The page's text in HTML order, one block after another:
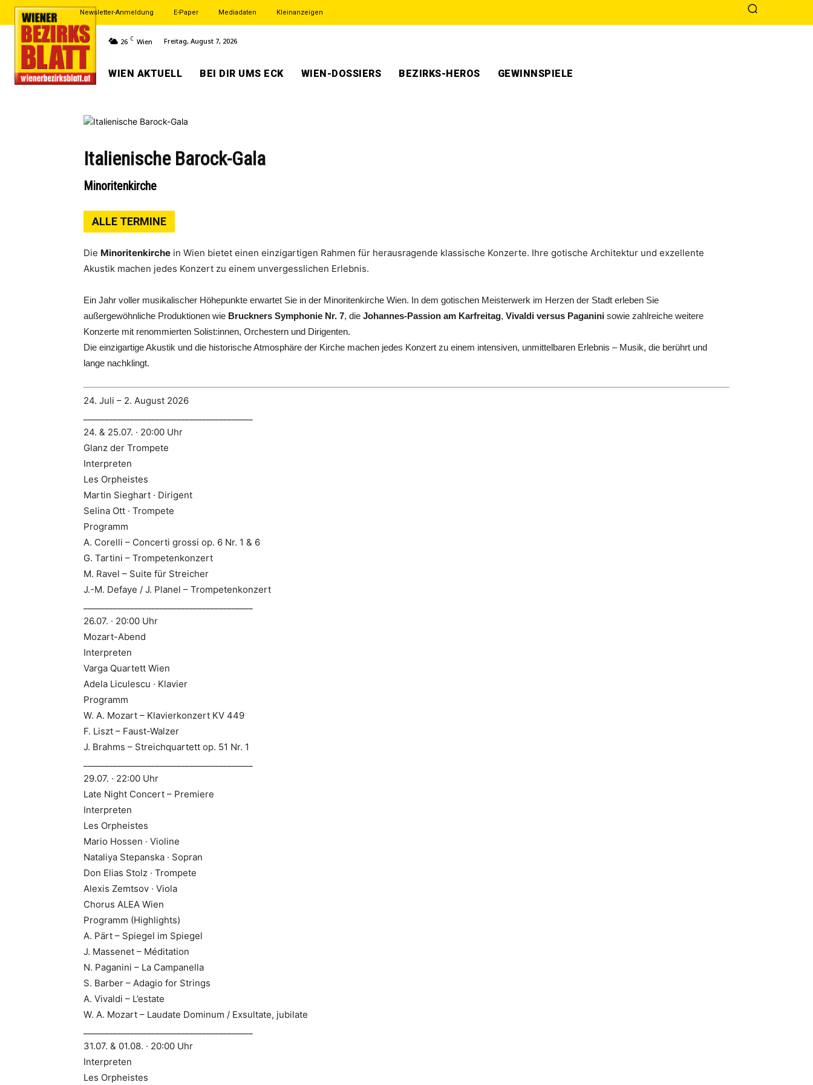
Newsletter-Anmeldung E-Paper Mediadaten Kleinanzeigen
26 C Wien Freitag, August 7, 2026
WIEN AKTUELL BEI DIR UMS ECK WIEN-DOSSIERS BEZIRKS-HEROS GEWINNSPIELE
Italienische Barock-Gala
Minoritenkirche
ALLE TERMINE
Die Minoritenkirche in Wien bietet einen einzigartigen Rahmen für herausragende klassische Konzerte. Ihre gotische Architektur und exzellente
Akustik machen jedes Konzert zu einem unvergesslichen Erlebnis.
Ein Jahr voller musikalischer Höhepunkte erwartet Sie in der Minoritenkirche Wien. In dem gotischen Meisterwerk im Herzen der Stadt erleben Sie
außergewöhnliche Produktionen wie Bruckners Symphonie Nr. 7, die Johannes-Passion am Karfreitag, Vivaldi versus Paganini sowie zahlreiche weitere
Konzerte mit renommierten Solist:innen, Orchestern und Dirigenten.
Die einzigartige Akustik und die historische Atmosphäre der Kirche machen jedes Konzert zu einem intensiven, unmittelbaren Erlebnis – Musik, die berührt und
lange nachklingt.
24. Juli – 2. August 2026
24. & 25.07. · 20:00 Uhr
Glanz der Trompete
Interpreten
Les Orpheistes
Martin Sieghart · Dirigent
Selina Ott · Trompete
Programm
A. Corelli – Concerti grossi op. 6 Nr. 1 & 6
G. Tartini – Trompetenkonzert
M. Ravel – Suite für Streicher
J.-M. Defaye / J. Planel – Trompetenkonzert
26.07. · 20:00 Uhr
Mozart-Abend
Interpreten
Varga Quartett Wien
Adela Liculescu · Klavier
Programm
W. A. Mozart – Klavierkonzert KV 449
F. Liszt – Faust-Walzer
J. Brahms – Streichquartett op. 51 Nr. 1
29.07. · 22:00 Uhr
Late Night Concert – Premiere
Interpreten
Les Orpheistes
Mario Hossen · Violine
Nataliya Stepanska · Sopran
Don Elias Stolz · Trompete
Alexis Zemtsov · Viola
Chorus ALEA Wien
Programm (Highlights)
A. Pärt – Spiegel im Spiegel
J. Massenet – Méditation
N. Paganini – La Campanella
S. Barber – Adagio for Strings
A. Vivaldi – L’estate
W. A. Mozart – Laudate Dominum / Exsultate, jubilate
31.07. & 01.08. · 20:00 Uhr
Interpreten
Les Orpheistes